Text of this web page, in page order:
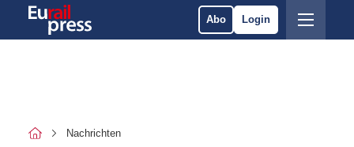
Abo Login
Nachrichten